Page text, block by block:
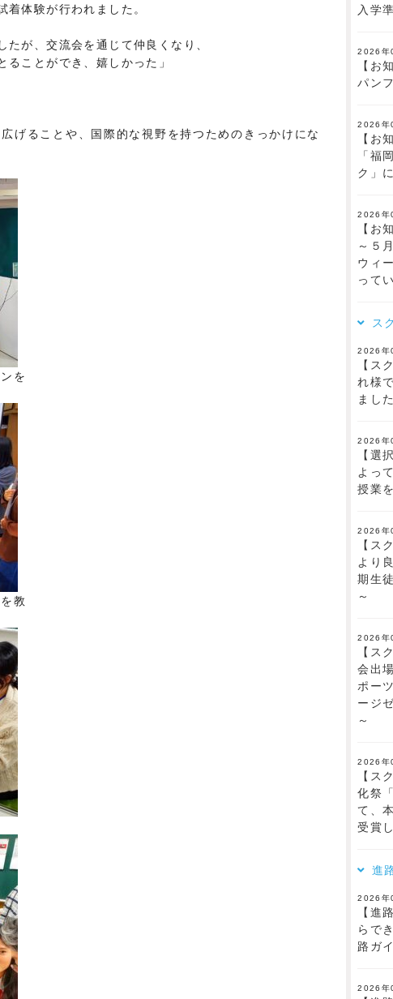
体験が行われました。
が、交流会を通じて仲良くなり、
ることができ、嬉しかった」
げることや、国際的な視野を持つためのきっかけにな
を
教
入学
2026年
【お
パン
2026年
【お
「福
ク」
2026年
【お
～５
ウィ
って
ス
2026年
【ス
れ様
まし
2026年
【選
よっ
授業
2026年
【ス
より
期生
～
2026年
【ス
会出
ポー
ージ
～
2026年
【ス
化祭
て、
受賞
進
2026年
【進
らで
路ガ
2026年